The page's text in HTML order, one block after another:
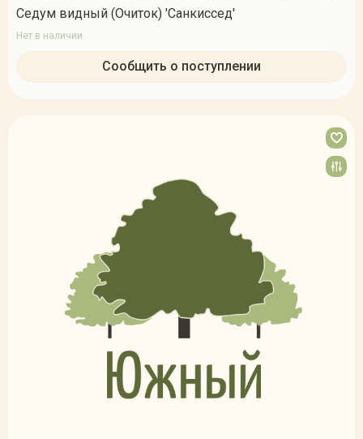
Седум видный (Очиток) 'Санкиссед'
Нет в наличии
Сообщить о поступлении